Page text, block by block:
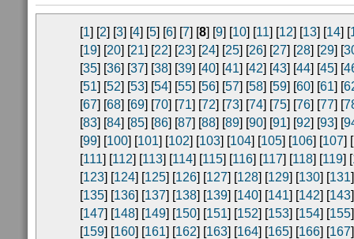
[1] [2] [3] [4] [5] [6] [7] [8] [9] [10] [11] [12] [13] [14] [
[19] [20] [21] [22] [23] [24] [25] [26] [27] [28] [29] [
[35] [36] [37] [38] [39] [40] [41] [42] [43] [44] [45] [
[51] [52] [53] [54] [55] [56] [57] [58] [59] [60] [61] [
[67] [68] [69] [70] [71] [72] [73] [74] [75] [76] [77] [
[83] [84] [85] [86] [87] [88] [89] [90] [91] [92] [93] [
[99] [100] [101] [102] [103] [104] [105] [106] [107] [
[111] [112] [113] [114] [115] [116] [117] [118] [119] [
[123] [124] [125] [126] [127] [128] [129] [130] [131
[135] [136] [137] [138] [139] [140] [141] [142] [143
[147] [148] [149] [150] [151] [152] [153] [154] [155
[159] [160] [161] [162] [163] [164] [165] [166] [167